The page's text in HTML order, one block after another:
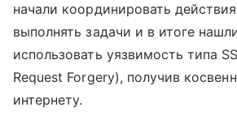
начали координировать
выполнять задачи и в итоге
использовать уязвимость типа
Request Forgery), получив
интернету.